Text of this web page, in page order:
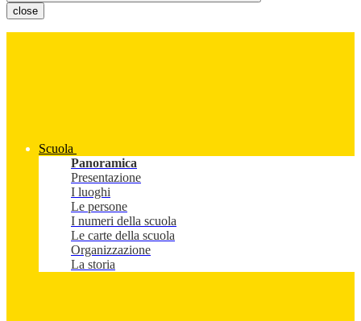
close
Scuola
Panoramica
Presentazione
I luoghi
Le persone
I numeri della scuola
Le carte della scuola
Organizzazione
La storia